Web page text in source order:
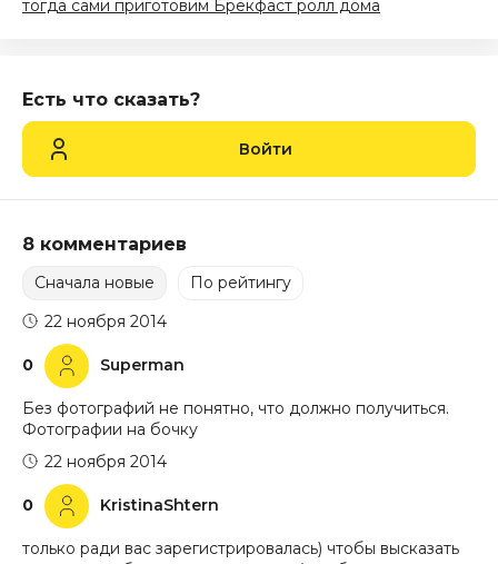
тогда сами приготовим Брекфаст ролл дома
Есть что сказать?
Войти
8 комментариев
Сначала новые По рейтингу
0 Superman
22 ноября 2014
Без фотографий не понятно, что должно получиться.
Фотографии на бочку
0 KristinaShtern
22 ноября 2014
только ради вас зарегистрировалась) чтобы высказать